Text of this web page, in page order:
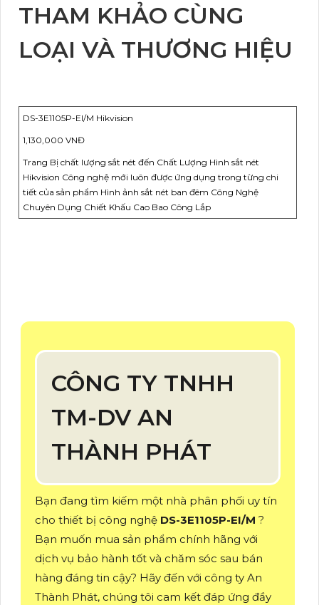
THAM KHẢO CÙNG
LOẠI VÀ THƯƠNG HIỆU
DS-3E1105P-EI/M Hikvision
1,130,000 VNĐ
Trang Bị chất lượng sắt nét đến Chất Lượng Hình sắt nét
Hikvision Công nghệ mới luôn được ứng dụng trong từng chi
tiết của sản phẩm Hình ảnh sắt nét ban đêm Công Nghệ
Chuyên Dụng Chiết Khấu Cao Bao Công Lắp
CÔNG TY TNHH
TM-DV AN
THÀNH PHÁT
Bạn đang tìm kiếm một nhà phân phối uy tín
cho thiết bị công nghệ DS-3E1105P-EI/M ?
Bạn muốn mua sản phẩm chính hãng với
dịch vụ bảo hành tốt và chăm sóc sau bán
hàng đáng tin cậy? Hãy đến với công ty An
Thành Phát, chúng tôi cam kết đáp ứng đầy